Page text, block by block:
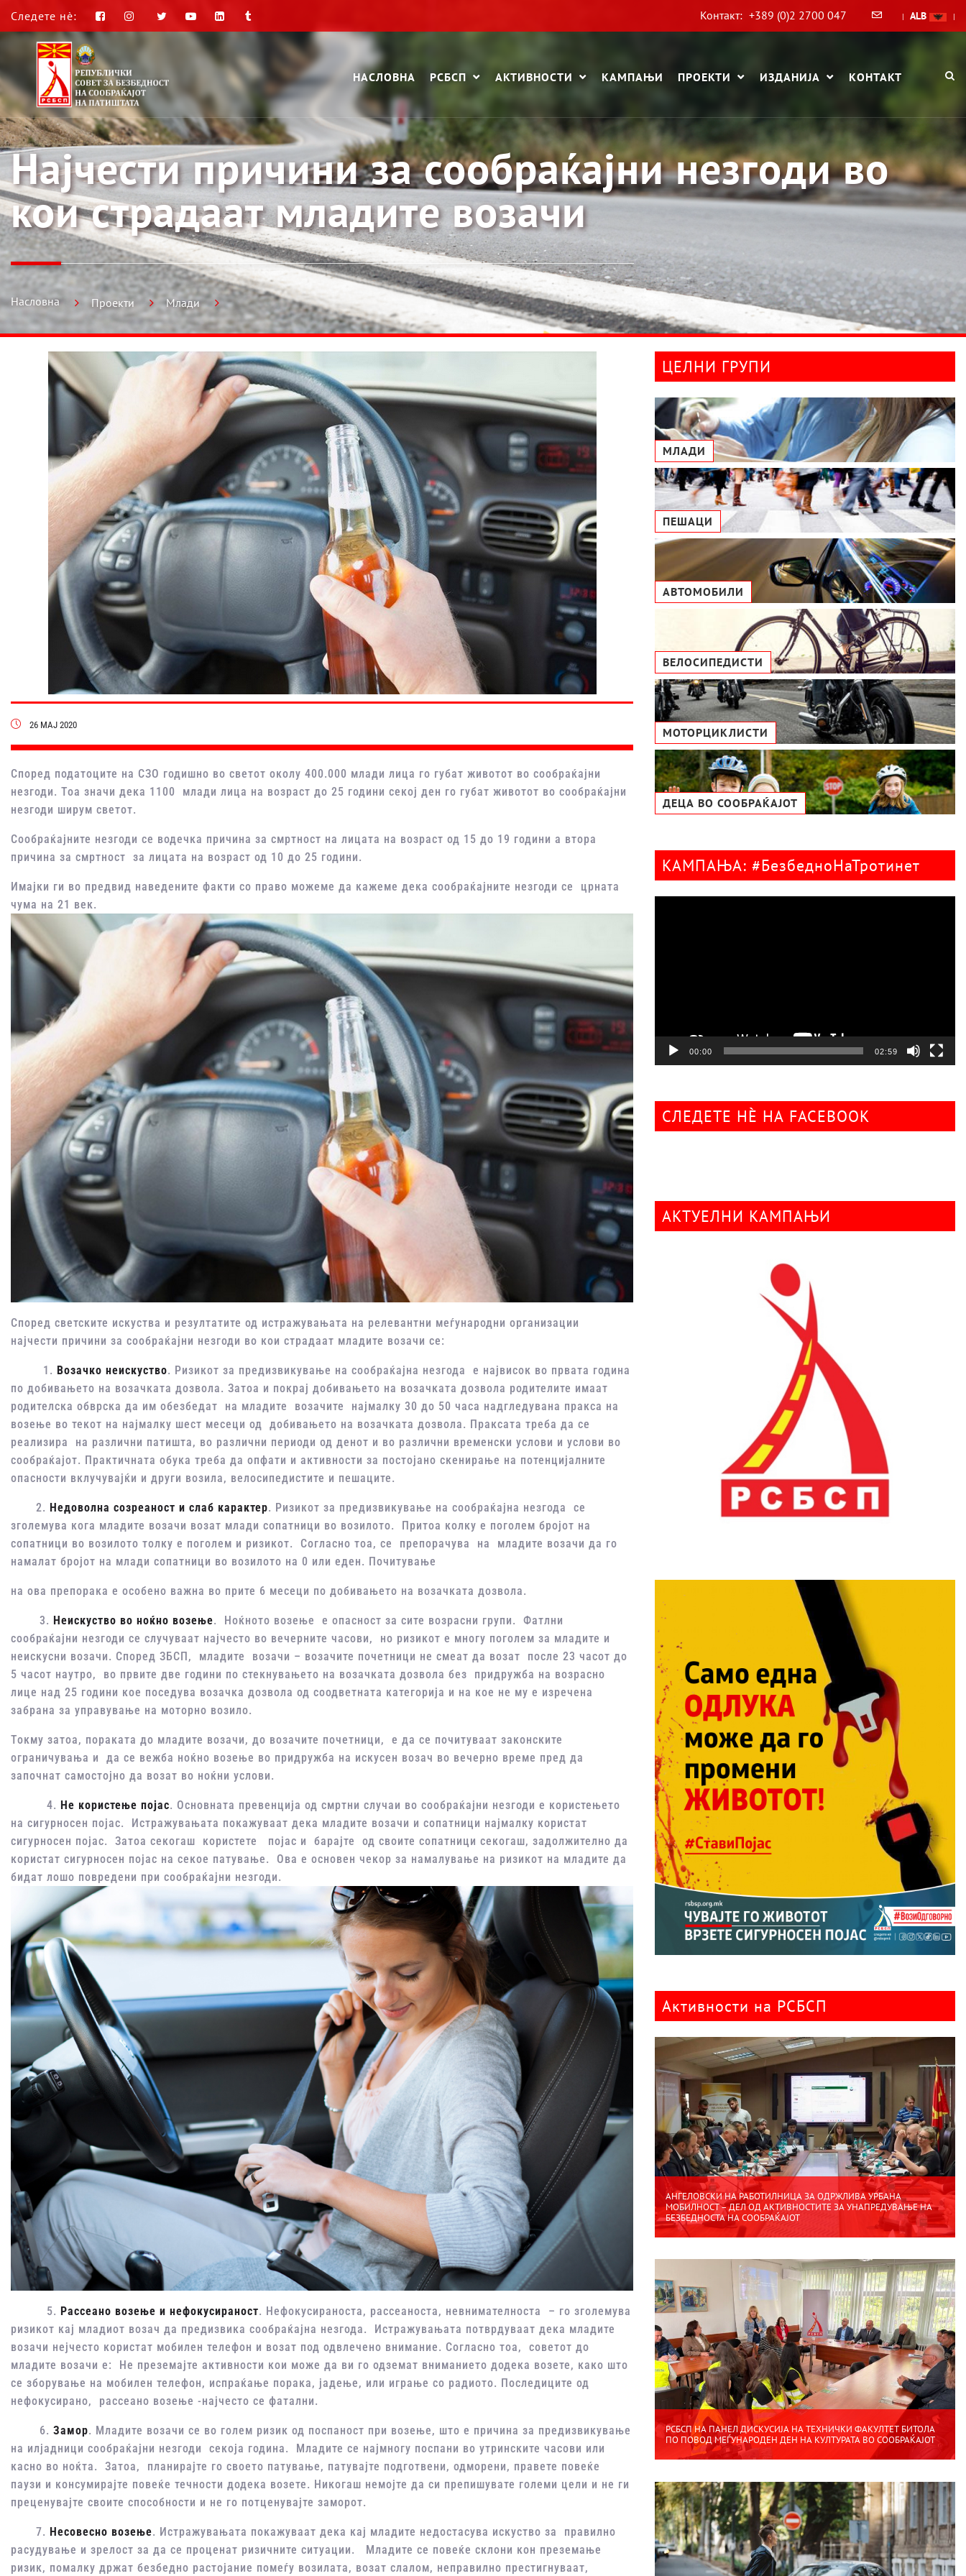
Следете нè: Контакт: +389 (0)2 2700 047 | ALB |
НАСЛОВНА РСБСП АКТИВНОСТИ КАМПАЊИ ПРОЕКТИ ИЗДАНИЈА КОНТАКТ
Најчести причини за сообраќајни незгоди во
кои страдаат младите возачи
Насловна Проекти Млади
26 МАЈ 2020
Според податоците на СЗО годишно во светот околу 400.000 млади лица го губат животот во сообраќајни
незгоди. Тоа значи дека 1100 млади лица на возраст до 25 години секој ден го губат животот во сообраќајни
незгоди ширум светот.
Сообраќајните незгоди се водечка причина за смртност на лицата на возраст од 15 до 19 години а втора
причина за смртност за лицата на возраст од 10 до 25 години.
Имајки ги во предвид наведените факти со право можеме да кажеме дека сообраќајните незгоди се црната
чума на 21 век.
Според светските искуства и резултатите од истражувањата на релевантни меѓународни организации
најчести причини за сообраќајни незгоди во кои страдаат младите возачи се:
1. Возачко неискуство. Ризикот за предизвикување на сообраќајна незгода е највисок во првата година
по добивањето на возачката дозвола. Затоа и покрај добивањето на возачката дозвола родителите имаат
родителска обврска да им обезбедат на младите возачите најмалку 30 до 50 часа надгледувана пракса на
возење во текот на најмалку шест месеци од добивањето на возачката дозвола. Праксата треба да се
реализира на различни патишта, во различни периоди од денот и во различни временски услови и услови во
сообраќајот. Практичната обука треба да опфати и активности за постојано скенирање на потенцијалните
опасности вклучувајќи и други возила, велосипедистите и пешаците.
2. Недоволна созреаност и слаб карактер. Ризикот за предизвикување на сообраќајна незгода се
зголемува кога младите возачи возат млади сопатници во возилото. Притоа колку е поголем бројот на
сопатници во возилото толку е поголем и ризикот. Согласно тоа, се препорачува на младите возачи да го
намалат бројот на млади сопатници во возилото на 0 или еден. Почитување
на ова прeпорака е особено важна во прите 6 месеци по добивањето на возачката дозвола.
3. Неискуство во ноќно возење. Ноќното возење е опасност за сите возрасни групи. Фатлни
сообраќајни незгоди се случуваат најчесто во вечерните часови, но ризикот е многу поголем за младите и
неискусни возачи. Според ЗБСП, младите возачи – возачите почетници не смеат да возат после 23 часот до
5 часот наутро, во првите две години по стекнувањето на возачката дозвола без придружба на возрасно
лице над 25 години кое поседува возачка дозвола од соодветната категорија и на кое не му е изречена
забрана за управување на моторно возило.
Токму затоа, пораката до младите возачи, до возачите почетници, е да се почитуваат законските
ограничувања и да се вежба ноќно возење во придружба на искусен возач во вечерно време пред да
започнат самостојно да возат во ноќни услови.
4. Не користење појас. Основната превенција од смртни случаи во сообраќајни незгоди е користењето
на сигурносен појас. Истражувањата покажуваат дека младите возачи и сопатници најмалку користат
сигурносен појас. Затоа секогаш користете појас и барајте од своите сопатници секогаш, задолжително да
користат сигурносен појас на секое патување. Ова е основен чекор за намалување на ризикот на младите да
бидат лошо повредени при сообраќајни незгоди.
5. Рассеано возење и нефокусираност. Нефокусираноста, рассеаноста, невнимателноста – го зголемува
ризикот кај младиот возач да предизвика сообраќајна незгода. Истражувањата потврдуваат дека младите
возачи нејчесто користат мобилен телефон и возат под одвлечено внимание. Согласно тоа, советот до
младите возачи е: Не преземајте активности кои може да ви го одземат вниманието додека возете, како што
се зборување на мобилен телефон, испраќање порака, јадење, или играње со радиото. Последиците од
нефокусирано, рассеано возење -најчесто се фатални.
6. Замор. Младите возачи се во голем ризик од поспаност при возење, што е причина за предизвикување
на илјадници сообраќајни незгоди секоја година. Младите се најмногу поспани во утринските часови или
касно во ноќта. Затоа, планирајте го своето патување, патувајте подготвени, одморени, правете повеќе
паузи и консумирајте повеќе течности додека возете. Никогаш немојте да си препишувате големи цели и не ги
преценувајте своите способности и не го потценувајте заморот.
7. Несовесно возење. Истражувањата покажуваат дека кај младите недостасува искуство за правилно
расудување и зрелост за да се проценат ризичните ситуации. Младите се повеќе склони кон преземање
ризик, помалку држат безбедно растојание помеѓу возилата, возат слалом, неправилно престигнуваат,
ЦЕЛНИ ГРУПИ
МЛАДИ
ПЕШАЦИ
АВТОМОБИЛИ
ВЕЛОСИПЕДИСТИ
МОТОРЦИКЛИСТИ
ДЕЦА ВО СООБРАЌАЈОТ
КАМПАЊА: #БезбедноНаТротинет
00:00 02:59
СЛЕДЕТЕ НÈ НА FACEBOOK
АКТУЕЛНИ КАМПАЊИ
Активности на РСБСП
АНГЕЛОВСКИ НА РАБОТИЛНИЦА ЗА ОДРЖЛИВА УРБАНА
МОБИЛНОСТ – ДЕЛ ОД АКТИВНОСТИТЕ ЗА УНАПРЕДУВАЊЕ НА
БЕЗБЕДНОСТА НА СООБРАЌАЈОТ
РСБСП НА ПАНЕЛ ДИСКУСИЈА НА ТЕХНИЧКИ ФАКУЛТЕТ БИТОЛА
ПО ПОВОД МЕЃУНАРОДЕН ДЕН НА КУЛТУРАТА ВО СООБРАЌАЈОТ